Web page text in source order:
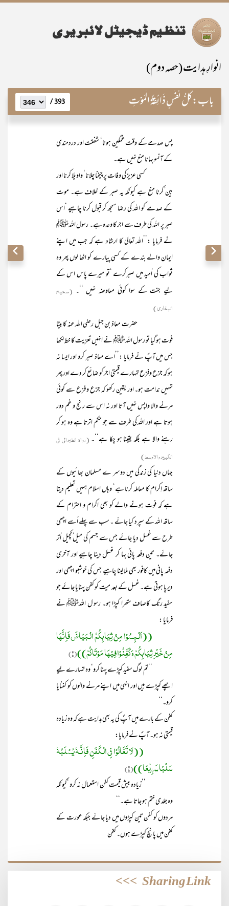
انوارِ ہدایت (حصہ دوم)
باب:کُلُّ نَفْسٍ ذَائِقَۃُ الْمَوْتِ 393 /
پس صدمے کے وقت غمگین ہونا‘ شفقت اور دردمندی
کے آنسو بہانا منع نہیں ہے۔
کسی عزیز کی وفات پر چیخنا چلانا‘ واویلا کرنا اور
بین َکرنا منع ہے کیونکہ یہ صبر کے خلاف ہے۔ موت
کے صدمے کو اللہ کی رضا سمجھ کر قبول کرنا چاہیے ‘اس
صبر پر اللہ کی طرف سے اجر کا وعدہ ہے۔ رسول اللہﷺ
نے فرمایا :’’اللہ تعالیٰ کا ارشاد ہے کہ جب میں اپنے
ایمان والے بندے کے کسی پیارے کو اٹھا لوں پھر وہ
ثواب کی اُمید میں صبرکرے ‘تو میرے پاس اس کے
لیے جنت کے سوا کوئی معاوضہ نہیں ‘‘۔ (صحیح
البخاری)
حضرت معاذ بن جبل رضی اللہ عنہ کا بیٹا
فوت ہو گیا تو رسول اللہﷺ نے انہیں تعزیت کا خط لکھا
جس میں آپؐ نے فرمایا :’’اے معاذ صبر کرو اور ایسا نہ
ہو کہ جزع وفزع تمہارے قیمتی اجر کو ضائع کر دے اور پھر
تمہیں ندامت ہو۔ اور یقین رکھو کہ جزع و فزع سے کوئی
مرنے والا واپس نہیں آتا اور نہ اس سے رنج و غم دور
ہوتا ہے اور اللہ کی طرف سے جو حکم اترتا ہے وہ ہو کر
رہنے والا ہے بلکہ یقینا ہو چکا ہے‘‘۔(رواہ الطبرانی فی
الکبیر والاوسط)
جہاں دنیا کی زندگی میں دوسر ے مسلمان بھائیوں کے
ساتھ اِکرام کا معاملہ کرنا ہے‘ وہاں اسلام ہمیں تعلیم دیتا
ہے کہ فوت ہونے والے کو بھی اکرام و احترام کے
ساتھ اللہ کے سپرد کیا جائے ۔ سب سے پہلے اُسے اچھی
طرح سے غسل دیا جائے جس سے جسم کی میل ُکچیل اُتر
جائے۔ تین دفعہ پانی بہا کر غسل دینا چاہیے اور آخری
دفعہ پانی میں کافور بھی ملا لینا چاہیے جس کی خوشبو اچھی اور
دیرپا ہوتی ہے۔ غسل کے بعد میت کو کفن پہنایا جائے جو
سفید رنگ کاصاف ستھرا کپڑا ہو۔ رسو ل اللہﷺ نے
فرمایا :
((اَلْـبِسُوْا مِنْ ثِیَابِکُمُ الْـبَیَاضَ فَاِنَّھَا
مِنْ خَیْرِ ثِیَابِکُمْ وَکَفِّنُوْا فِیْھَا مَوْتَاکُمْ))(۶)
’’تم لوگ سفید کپڑے پہنا کرو‘ وہ تمہارے لیے
اچھے کپڑے ہیں اور انہی میں اپنے مرنے والوں کو کفنایا
کرو۔‘‘
کفن کے بارے میں آپؐ کی یہ بھی ہدایت ہے کہ وہ زیادہ
قیمتی نہ ہو۔ آپؐ نے فرمایا:
((لَا تَغَالُوْا فِی الْـکَفَنِ فَاِنَّـہٗ یُسْلَبُہٗ
سَلْبًا سَرِیْعًا))(۷)
’’زیادہ بیش قیمت کفن استعمال نہ کرو ‘کیونکہ
وہ جلدی ختم ہو جاتا ہے۔‘‘
مردوں کو کفن تین کپڑوں میں دیا جائے جبکہ عورت کے
کفن میں پانچ کپڑے ہوں۔ کفن
Sharing Link
>>>